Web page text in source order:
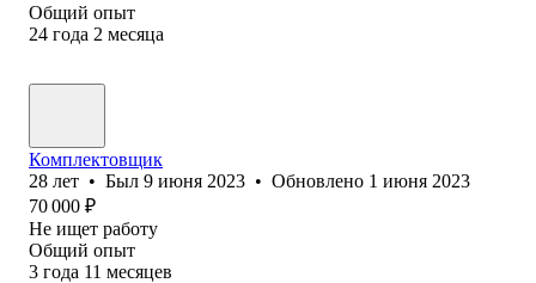
Общий опыт
24 года 2 месяца
Комплектовщик
28 лет • Был 9 июня 2023 • Обновлено 1 июня 2023
70 000 ₽
Не ищет работу
Общий опыт
3 года 11 месяцев